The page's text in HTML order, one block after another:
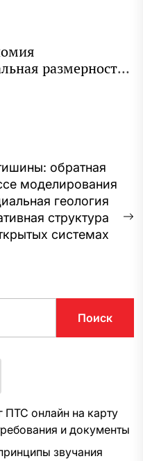
размерность
среды
обратная
моделирования
геология
структура
системах
Поиск
онлайн на карту
и документы
звучания